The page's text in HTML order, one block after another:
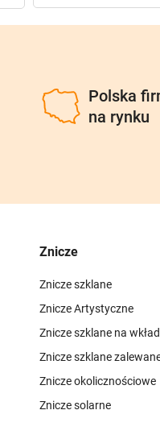
Polska
na rynku
Znicze
Znicze szklane
Znicze Artystyczne
Znicze szklane na wkład
Znicze szklane
Znicze okolicznościowe
Znicze solarne